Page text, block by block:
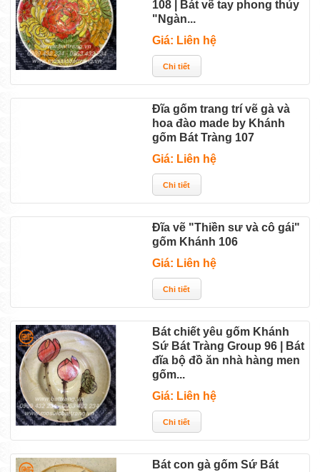
108 | Bát vẽ tay phong thủy
"Ngàn...
Giá: Liên hệ
Đĩa gốm trang trí vẽ gà và
hoa đào made by Khánh
gốm Bát Tràng 107
Giá: Liên hệ
Đĩa vẽ "Thiền sư và cô gái"
gốm Khánh 106
Giá: Liên hệ
Bát chiết yêu gốm Khánh
Sứ Bát Tràng Group 96 | Bát
đĩa bộ đồ ăn nhà hàng men
gốm...
Giá: Liên hệ
Bát con gà gốm Sứ Bát